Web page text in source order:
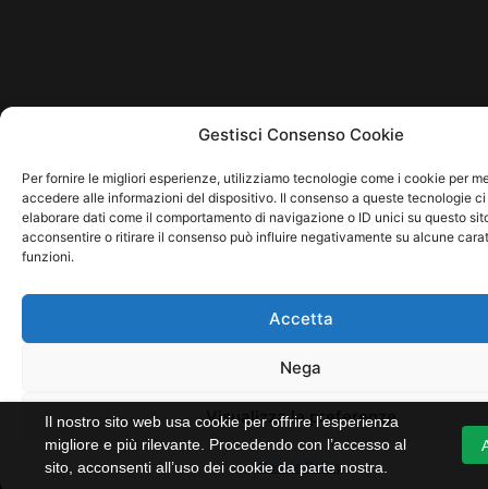
Il nostro sito web usa cookie per offrire l’esperienza
migliore e più rilevante. Procedendo con l’accesso al
sito, acconsenti all’uso dei cookie da parte nostra.
Gestisci Consenso Cookie
Per fornire le migliori esperienze, utilizziamo tecnologie come i cookie per
accedere alle informazioni del dispositivo. Il consenso a queste tecnologie
elaborare dati come il comportamento di navigazione o ID unici su questo
acconsentire o ritirare il consenso può influire negativamente su alcune
funzioni.
Accetta
Nega
Visualizza le preferenze
Cookie Policy